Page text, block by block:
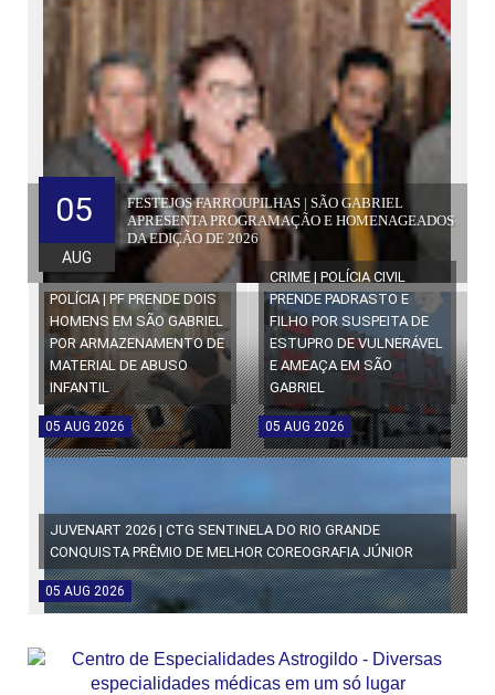
FESTEJOS FARROUPILHAS | SÃO GABRIEL
APRESENTA PROGRAMAÇÃO E HOMENAGEADOS
DA EDIÇÃO DE 2026
05
AUG
POLÍCIA | PF PRENDE DOIS
HOMENS EM SÃO GABRIEL
POR ARMAZENAMENTO DE
MATERIAL DE ABUSO
INFANTIL
05 AUG 2026
CRIME | POLÍCIA CIVIL
PRENDE PADRASTO E
FILHO POR SUSPEITA DE
ESTUPRO DE VULNERÁVEL
E AMEAÇA EM SÃO
GABRIEL
05 AUG 2026
JUVENART 2026 | CTG SENTINELA DO RIO GRANDE
CONQUISTA PRÊMIO DE MELHOR COREOGRAFIA JÚNIOR
05 AUG 2026